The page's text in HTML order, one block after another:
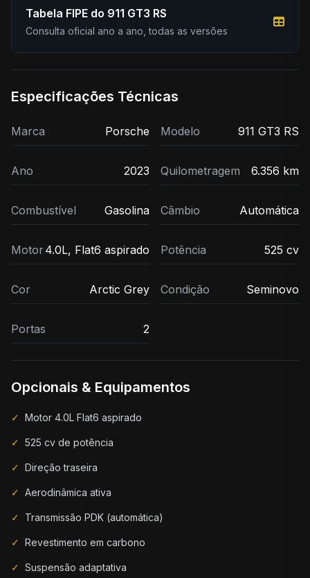
Tabela FIPE do 911 GT3 RS
Consulta oficial ano a ano, todas as versões
Especificações Técnicas
Marca Porsche Modelo 911 GT3 RS
Ano 2023 Quilometragem 6.356 km
Combustível Gasolina Câmbio Automática
Motor4.0L, Flat6 aspirado Potência 525 cv
Cor Arctic Grey Condição Seminovo
Portas 2
Opcionais & Equipamentos
✓ Motor 4.0L Flat6 aspirado
✓ 525 cv de potência
✓ Direção traseira
✓ Aerodinâmica ativa
✓ Transmissão PDK (automática)
✓ Revestimento em carbono
✓ Suspensão adaptativa